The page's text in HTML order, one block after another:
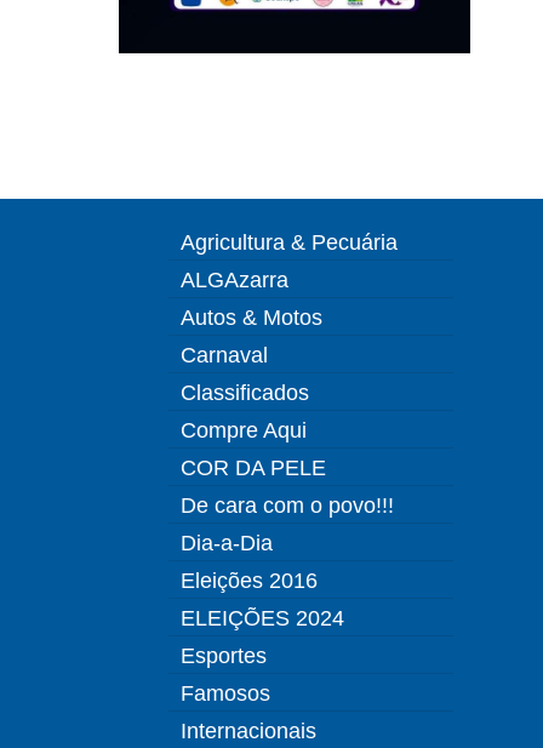
Agricultura & Pecuária
ALGAzarra
Autos & Motos
Carnaval
Classificados
Compre Aqui
COR DA PELE
De cara com o povo!!!
Dia-a-Dia
Eleições 2016
ELEIÇÕES 2024
Esportes
Famosos
Internacionais